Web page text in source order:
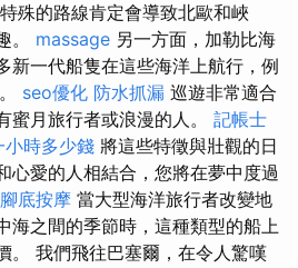
殊的路線肯定會導致北歐和峽
。 massage 另一方面，加勒比海
新一代船隻在這些海洋上航行，例
seo優化 防水抓漏 巡遊非常適合
蜜月旅行者或浪漫的人。 記帳士
小時多少錢 將這些特徵與壯觀的日
心愛的人相結合，您將在夢中度過
底按摩 當大型海洋旅行者改變地
海之間的季節時，這種類型的船上
。 我們飛往巴塞爾，在令人驚嘆